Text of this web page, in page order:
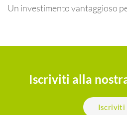
Un investimento vantaggioso
Iscriviti alla
Iscriviti